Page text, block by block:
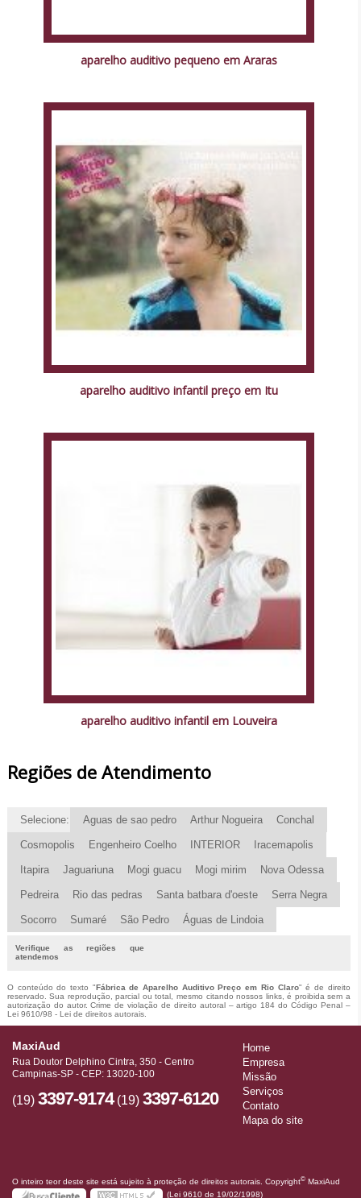
aparelho auditivo pequeno em Araras
aparelho auditivo infantil preço em Itu
aparelho auditivo infantil em Louveira
Regiões de Atendimento
Selecione: Aguas de sao pedro Arthur Nogueira Conchal
Cosmopolis Engenheiro Coelho INTERIOR Iracemapolis
Itapira Jaguariuna Mogi guacu Mogi mirim Nova Odessa
Pedreira Rio das pedras Santa batbara d'oeste Serra Negra
Socorro Sumaré São Pedro Águas de Lindoia
Verifique as regiões que
atendemos
O conteúdo do texto "Fábrica de Aparelho Auditivo Preço em Rio Claro" é de direito
reservado. Sua reprodução, parcial ou total, mesmo citando nossos links, é proibida sem a
autorização do autor. Crime de violação de direito autoral – artigo 184 do Código Penal –
Lei 9610/98 - Lei de direitos autorais.
MaxiAud
Rua Doutor Delphino Cintra, 350 - Centro
Campinas-SP - CEP: 13020-100
(19) 3397-9174(19) 3397-6120
Home
Empresa
Missão
Serviços
Contato
Mapa do site
O inteiro teor deste site está sujeito à proteção de direitos autorais. Copyright© MaxiAud
(Lei 9610 de 19/02/1998)